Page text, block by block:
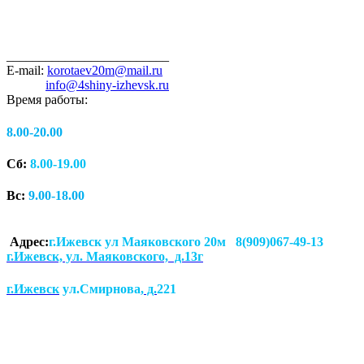
E-mail: korotaev20m@mail.ru
info@4shiny-izhevsk.ru
Время работы:
8.00-20.00
Сб: 8.00-19.00
Вс: 9.00-18.00
Адрес:г.Ижевск ул Маяковского 20м 8(909)067-49-13
г.Ижевск, ул. Маяковского, д.13г
г.Ижевск ул.Смирнова, д.221